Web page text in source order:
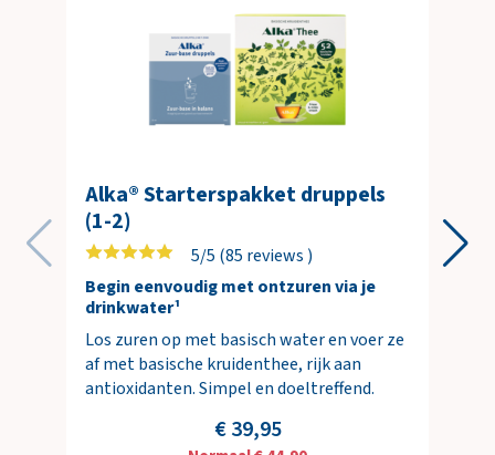
Alka® Starterspakket druppels
(1-2)
5/5 (85 reviews )
Begin eenvoudig met ontzuren via je
drinkwater¹
Los zuren op met basisch water en voer ze
af met basische kruidenthee, rijk aan
antioxidanten. Simpel en doeltreffend.
€ 39,95